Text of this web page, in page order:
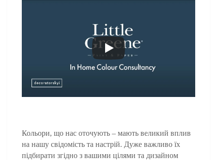
Кольори, що нас оточують – мають великий вплив
на нашу свідомість та настрій. Дуже важливо їх
підбирати згідно з вашими цілями та дизайном